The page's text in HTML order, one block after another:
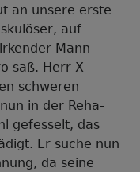
an unsere erste
auf
Mann
saß. Herr X
schweren
in der Reha-
gefesselt, das
Er suche nun
da seine